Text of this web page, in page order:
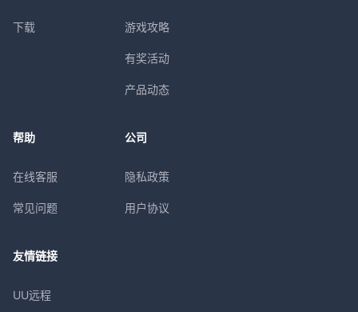
下载 游戏攻略
有奖活动
产品动态
帮助
在线客服
常见问题
公司
隐私政策
用户协议
友情链接
UU远程